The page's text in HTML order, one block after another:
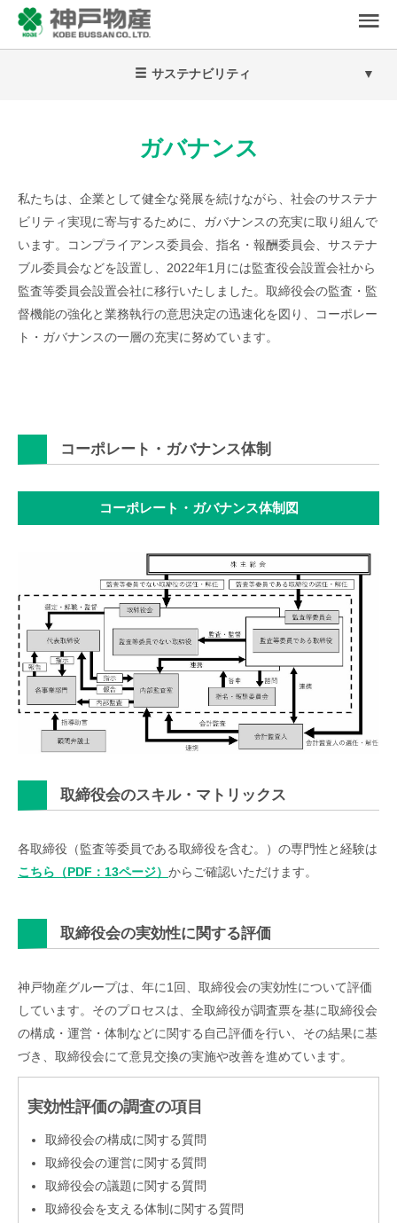
サステナビリティ
ガバナンス
私たちは、企業として健全な発展を続けながら、社会のサステナ
ビリティ実現に寄与するために、ガバナンスの充実に取り組んで
います。コンプライアンス委員会、指名・報酬委員会、サステナ
ブル委員会などを設置し、2022年1月には監査役会設置会社から
監査等委員会設置会社に移行いたしました。取締役会の監査・監
督機能の強化と業務執行の意思決定の迅速化を図り、コーポレー
ト・ガバナンスの一層の充実に努めています。
コーポレート・ガバナンス体制
コーポレート・ガバナンス体制図
取締役会のスキル・マトリックス
各取締役（監査等委員である取締役を含む。）の専門性と経験は
こちら（PDF：13ページ） からご確認いただけます。
取締役会の実効性に関する評価
神戸物産グループは、年に1回、取締役会の実効性について評価
しています。そのプロセスは、全取締役が調査票を基に取締役会
の構成・運営・体制などに関する自己評価を行い、その結果に基
づき、取締役会にて意見交換の実施や改善を進めています。
実効性評価の調査の項目
取締役会の構成に関する質問
取締役会の運営に関する質問
取締役会の議題に関する質問
取締役会を支える体制に関する質問